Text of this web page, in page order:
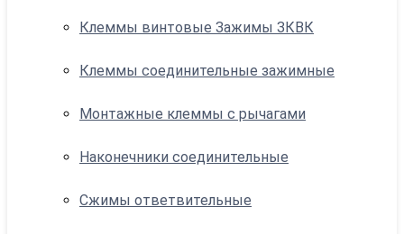
Клеммы винтовые Зажимы ЗКВК
Клеммы соединительные зажимные
Монтажные клеммы с рычагами
Наконечники соединительные
Сжимы ответвительные